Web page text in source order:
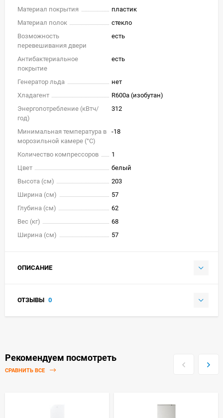
Материал покрытия
пластик
Материал полок
стекло
Возможность
перевешивания двери
есть
Антибактериальное
покрытие
есть
Генератор льда
нет
Хладагент
R600a (изобутан)
Энергопотребление (кВтч/
год)
312
Минимальная температура в
морозильной камере (°C)
-18
Количество компрессоров
1
Цвет
белый
Высота (см)
203
Ширина (см)
57
Глубина (см)
62
Вес (кг)
68
Ширина (см)
57
ОПИСАНИЕ
ОТЗЫВЫ 0
Рекомендуем посмотреть
СРАВНИТЬ ВСЕ